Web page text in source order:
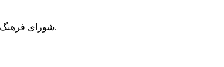
شورای فرهنگ عمومی اردبیل با توجه به ترکیب اعضا و رویکرد عملیاتی، می‌تواند الگویی برای سایر استان‌های کشور باشد.